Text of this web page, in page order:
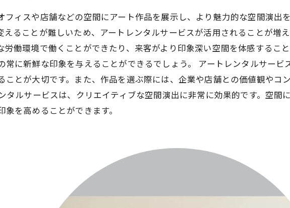
フィスや店舗などの空間にアート作品を展示し、より魅力的な空間演出
えることが難しいため、アートレンタルサービスが活用されることが増
労働環境で働くことができたり、来客がより印象深い空間を体感するこ
常に新鮮な印象を与えることができるでしょう。 アートレンタルサー
ことが大切です。また、作品を選ぶ際には、企業や店舗との価値観やコ
タルサービスは、クリエイティブな空間演出に非常に効果的です。空間
を高めることができます。